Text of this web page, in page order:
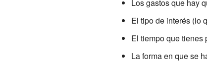
Los gastos que hay
El tipo de interés (lo
El tiempo que tienes
La forma en que se